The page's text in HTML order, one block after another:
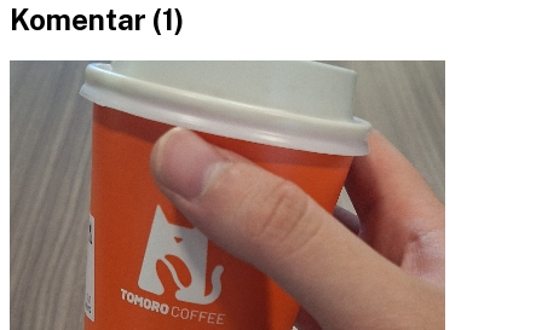
Komentar (1)